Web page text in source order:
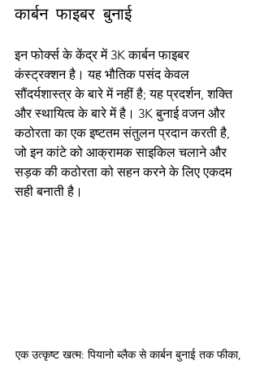
कार्बन फाइबर बुनाई
इन फोर्क्स के केंद्र में 3K कार्बन फाइबर
कंस्ट्रक्शन है। यह भौतिक पसंद केवल
सौंदर्यशास्त्र के बारे में नहीं है; यह प्रदर्शन, शक्ति
और स्थायित्व के बारे में है। 3K बुनाई वजन और
कठोरता का एक इष्टतम संतुलन प्रदान करती है,
जो इन कांटे को आक्रामक साइकिल चलाने और
सड़क की कठोरता को सहन करने के लिए एकदम
सही बनाती है।
एक उत्कृष्ट खत्म: पियानो ब्लैक से कार्बन बुनाई तक फीका,